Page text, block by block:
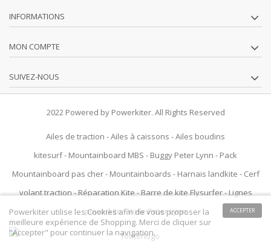
INFORMATIONS
MON COMPTE
SUIVEZ-NOUS
2022 Powered by Powerkiter. All Rights Reserved
Ailes de traction -Ailes à caissons -Ailes boudins
kitesurf- Mountainboard MBS - Buggy Peter Lynn - Pack
Mountainboard pas cher- Mountainboards - Harnais landkite - Cerf
volant traction-Réparation Kite-Barre de kite Flysurfer-Lignes
powerkite-Voile Peter Lynn ACCEPTER
Powerkiter utilise les Cookies afin de vous proposer la
meilleure expérience de Shopping. Merci de cliquer sur
"Accepter" pour continuer la navigation.